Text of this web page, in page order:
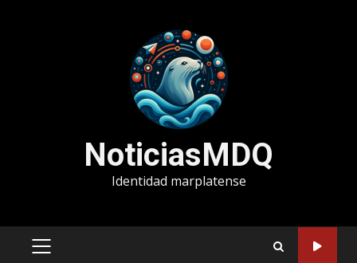
NoticiasMDQ
Identidad marplatense
MENÚ